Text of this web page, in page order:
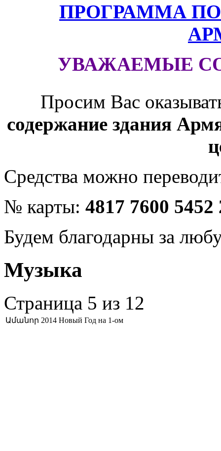
ПРОГРАММА
УВАЖАЕМЫЕ
Просим Вас
содержание здания
Средства можно
№ карты: 4817 7600 5452
Будем благодарны за
Музыка
Страница 5 из 12
Ամանոր 2014 Новый Год на 1-ом